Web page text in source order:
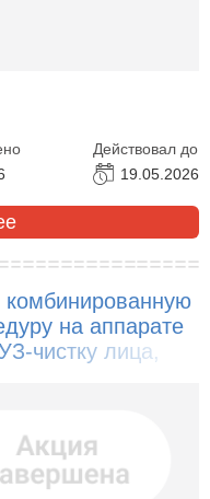
Действовал до
19.05.2026
комбинированную
на аппарате
чистку лица,